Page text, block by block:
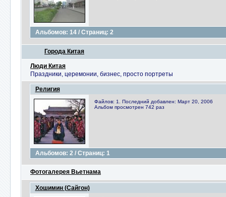
Альбомов: 14 / Страниц: 2
Города Китая
Люди Китая
Праздники, церемонии, бизнес, просто портреты
Религия
Файлов: 1. Последний добавлен: Март 20, 2006
Альбом просмотрен 742 раз
Альбомов: 2 / Страниц: 1
Фотогалерея Вьетнама
Хошимин (Сайгон)